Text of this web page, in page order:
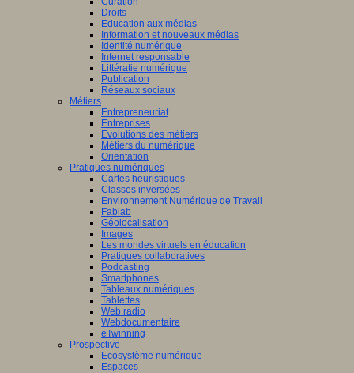
Droits
Education aux médias
Information et nouveaux médias
Identité numérique
Internet responsable
Littératie numérique
Publication
Réseaux sociaux
Métiers
Entrepreneuriat
Entreprises
Evolutions des métiers
Métiers du numérique
Orientation
Pratiques numériques
Cartes heuristiques
Classes inversées
Environnement Numérique de Travail
Fablab
Géolocalisation
Images
Les mondes virtuels en éducation
Pratiques collaboratives
Podcasting
Smartphones
Tableaux numériques
Tablettes
Web radio
Webdocumentaire
eTwinning
Prospective
Ecosystème numérique
Espaces